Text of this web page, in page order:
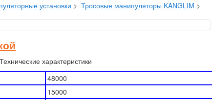
установки > Тросовые манипуляторы KANGLIM >
Технические характеристики
48000
15000